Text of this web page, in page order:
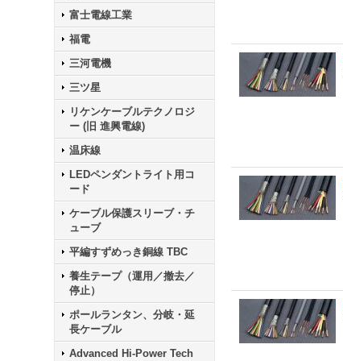
富士電線工業
福電
三河電機
三ツ星
リケンケーブルテクノロジ
ー (旧 進興電線)
温床線
LEDペンダントライト用コ
ード
ケーブル保護スリーブ・チ
ューブ
平編すずめっき銅線 TBC
養生テープ（運用／撤去／
停止）
ポールランタン、分岐・延
長ケーブル
Advanced Hi-Power Tech